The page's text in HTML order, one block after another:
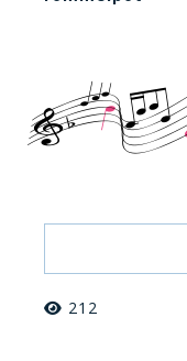
212